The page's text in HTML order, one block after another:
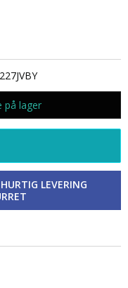
på lager
HURTIG LEVERING